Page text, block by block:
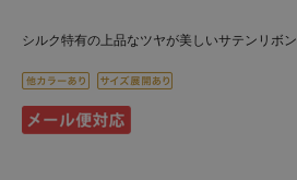
シルク特有の上品なツヤが美しいサテンリボン